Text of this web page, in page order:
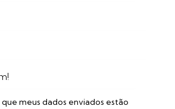
meus dados enviados estão